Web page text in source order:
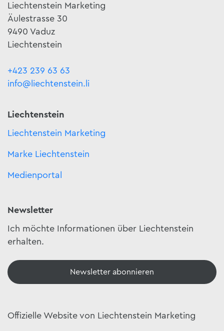
Liechtenstein Marketing
Äulestrasse 30
9490 Vaduz
Liechtenstein
+423 239 63 63
info@liechtenstein.li
Liechtenstein
Liechtenstein Marketing
Marke Liechtenstein
Medienportal
Newsletter
Ich möchte Informationen über Liechtenstein
erhalten.
Newsletter abonnieren
Offizielle Website von Liechtenstein Marketing